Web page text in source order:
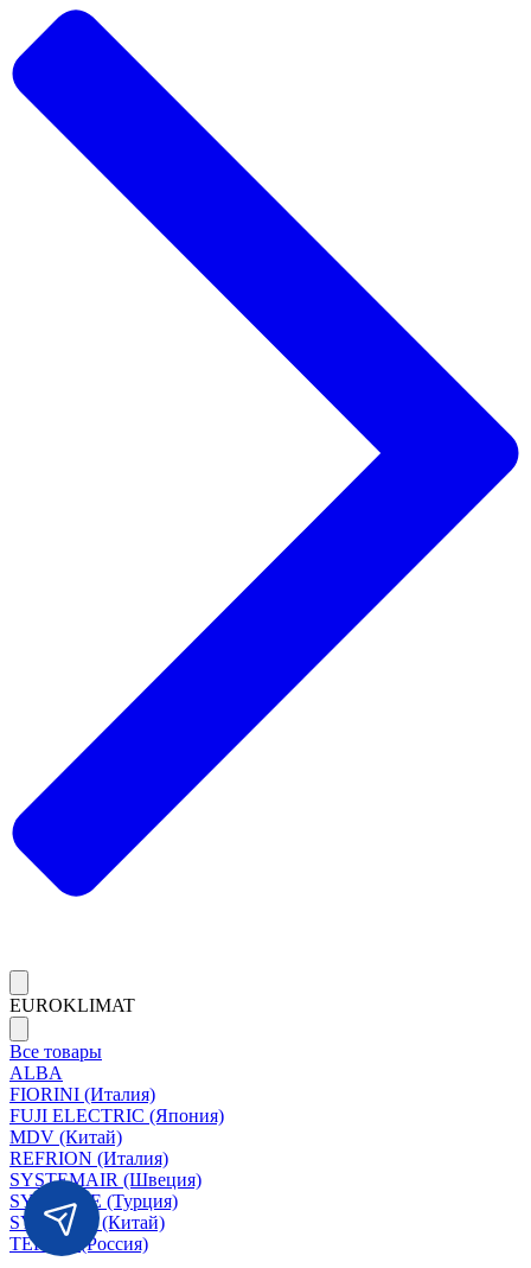
EUROKLIMAT
Все товары
ALBA
FIORINI (Италия)
FUJI ELECTRIC (Япония)
MDV (Китай)
REFRION (Италия)
SYSTEMAIR (Швеция)
SYSIMPLE (Турция)
SYSCOOL (Китай)
TERMA (Россия)